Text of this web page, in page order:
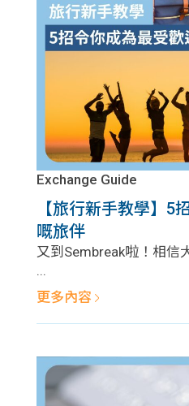
Exchange Guide
【旅行新手教學】5
嘅旅伴
又到Sembreak啦！相信
...
更多內容